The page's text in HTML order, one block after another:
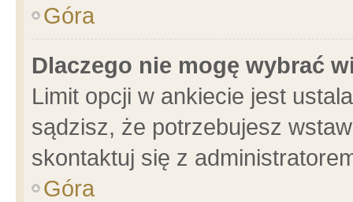
Góra
Dlaczego nie mogę wybrać
Limit opcji w ankiecie jest
sądzisz, że potrzebujesz
skontaktuj się z
Góra